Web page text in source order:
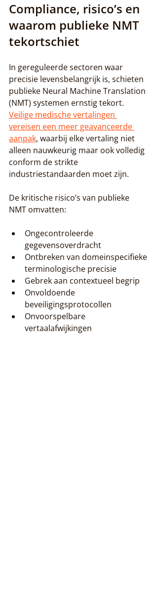
Compliance, risico’s en
waarom publieke NMT
tekortschiet
In gereguleerde sectoren waar
precisie levensbelangrijk is, schieten
publieke Neural Machine Translation
(NMT) systemen ernstig tekort.
Veilige medische vertalingen
vereisen een meer geavanceerde
aanpak, waarbij elke vertaling niet
alleen nauwkeurig maar ook volledig
conform de strikte
industriestandaarden moet zijn.
De kritische risico’s van publieke
NMT omvatten:
Ongecontroleerde
gegevensoverdracht
Ontbreken van domeinspecifieke
terminologische precisie
Gebrek aan contextueel begrip
Onvoldoende
beveiligingsprotocollen
Onvoorspelbare
vertaalafwijkingen